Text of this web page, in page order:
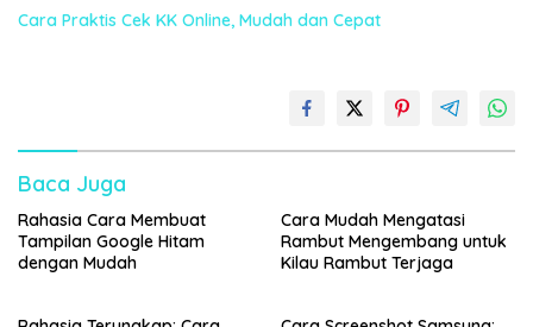
Cara Praktis Cek KK Online, Mudah dan Cepat
Baca Juga
Rahasia Cara Membuat
Tampilan Google Hitam
dengan Mudah
Cara Mudah Mengatasi
Rambut Mengembang untuk
Kilau Rambut Terjaga